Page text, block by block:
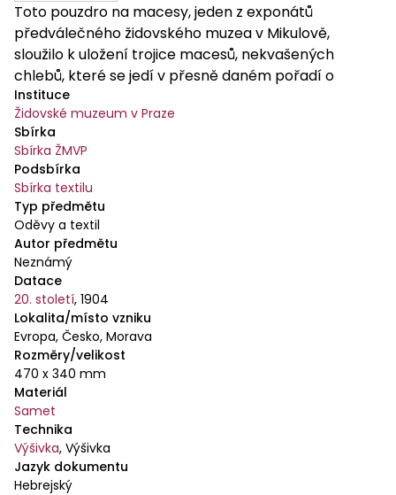
Toto pouzdro na macesy, jeden z exponátů
předválečného židovského muzea v Mikulově,
sloužilo k uložení trojice macesů, nekvašených
chlebů, které se jedí v přesně daném pořadí o
svátku Pesach. Vyšívaný nápis uvádí nejen donátora
a rok pořízená pouzdra, ale také jména pokrmů,
podávaných o slavnostní sederové večeři.
Instituce
Židovské muzeum v Praze
Sbírka
Sbírka ŽMVP
Podsbírka
Sbírka textilu
Typ předmětu
Oděvy a textil
Autor předmětu
Neznámý
Datace
20. století, 1904
Lokalita/místo vzniku
Evropa, Česko, Morava
Rozměry/velikost
470 x 340 mm
Materiál
Samet
Technika
Výšivka, Výšivka
Jazyk dokumentu
Hebrejský